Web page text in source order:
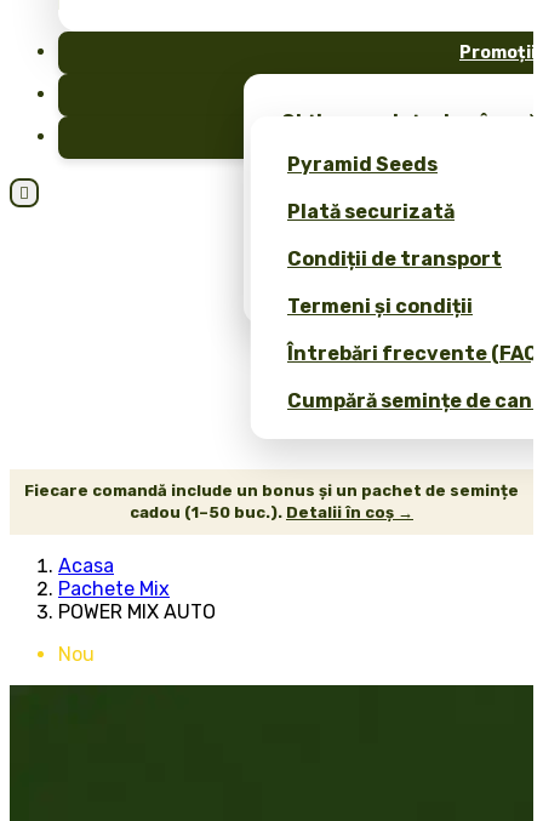
Promoții
Obține semințe de
dvs.!
Calculator de Prețuri
Pyramid Seeds
Plată securizată
Condiții de transport
Termeni și condiții
Întrebări frecvente
Cumpără semințe de

Fiecare comandă include un bonus și un pachet de semințe
cadou (1–50 buc.). Detalii în coș →
Acasa
Pachete Mix
POWER MIX AUTO
Nou